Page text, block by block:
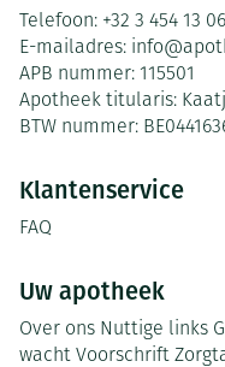
Telefoon: +32 3 454 13 06
E-mailadres: info@
APB nummer: 115501
Apotheek titularis:
BTW nummer:
Klantenservice
FAQ
Uw apotheek
Over ons Nuttige links
wacht Voorschrift